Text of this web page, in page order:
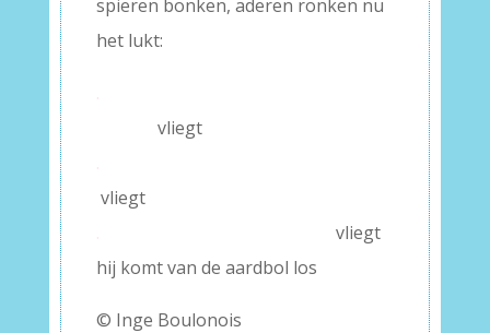
spieren bonken, aderen ronken nu
het lukt:
.
vliegt
.
vliegt
.
vliegt
hij komt van de aardbol los
© Inge Boulonois